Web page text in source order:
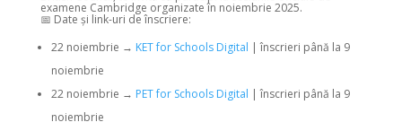
examene Cambridge organizate în noiembrie 2025.
📅 Date și link-uri de înscriere:
22 noiembrie → KET for Schools Digital | înscrieri până la 9
noiembrie
22 noiembrie → PET for Schools Digital | înscrieri până la 9
noiembrie